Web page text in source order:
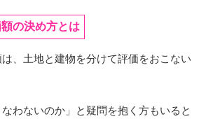
の決め方とは
、土地と建物を分けて評価をおこない
なわないのか」と疑問を抱く方もいると